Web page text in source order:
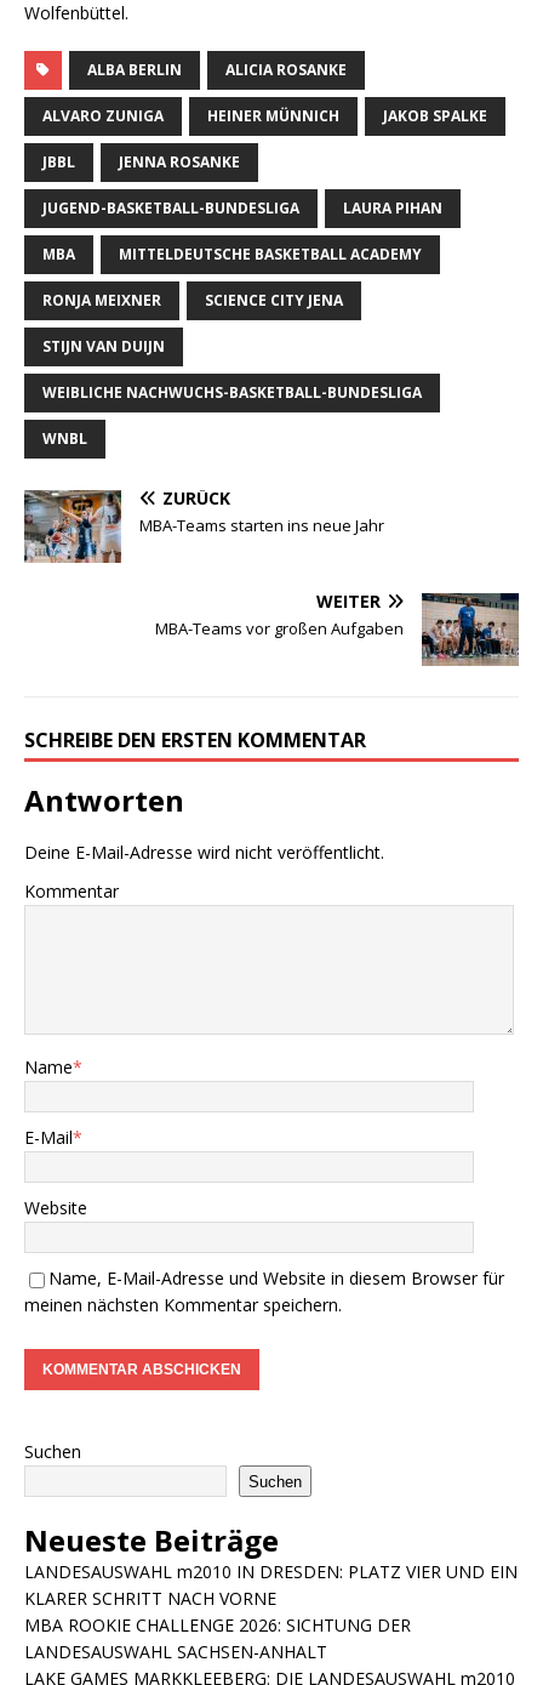
Wolfenbüttel.
ALBA BERLIN ALICIA ROSANKE
ALVARO ZUNIGA HEINER MÜNNICH JAKOB SPALKE
JBBL JENNA ROSANKE
JUGEND-BASKETBALL-BUNDESLIGA LAURA PIHAN
MBA MITTELDEUTSCHE BASKETBALL ACADEMY
RONJA MEIXNER SCIENCE CITY JENA
STIJN VAN DUIJN
WEIBLICHE NACHWUCHS-BASKETBALL-BUNDESLIGA
WNBL
ZURÜCK
MBA-Teams starten ins neue Jahr
WEITER
MBA-Teams vor großen Aufgaben
SCHREIBE DEN ERSTEN KOMMENTAR
Antworten
Deine E-Mail-Adresse wird nicht veröffentlicht.
Kommentar
Name*
E-Mail*
Website
Name, E-Mail-Adresse und Website in diesem Browser für
meinen nächsten Kommentar speichern.
Suchen
Suchen
Neueste Beiträge
LANDESAUSWAHL m2010 IN DRESDEN: PLATZ VIER UND EIN
KLARER SCHRITT NACH VORNE
MBA ROOKIE CHALLENGE 2026: SICHTUNG DER
LANDESAUSWAHL SACHSEN-ANHALT
LAKE GAMES MARKKLEEBERG: DIE LANDESAUSWAHL m2010